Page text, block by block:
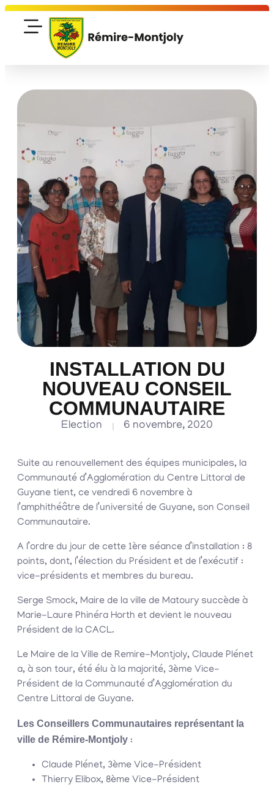
INSTALLATION DU
NOUVEAU CONSEIL
COMMUNAUTAIRE
Election 6 novembre, 2020
Suite au renouvellement des équipes municipales, la
Communauté d’Agglomération du Centre Littoral de
Guyane tient, ce vendredi 6 novembre à
l’amphithéâtre de l’université de Guyane, son Conseil
Communautaire.
A l’ordre du jour de cette 1ère séance d’installation : 8
points, dont, l’élection du Président et de l’exécutif :
vice-présidents et membres du bureau.
Serge Smock, Maire de la ville de Matoury succède à
Marie-Laure Phinéra Horth et devient le nouveau
Président de la CACL.
Le Maire de la Ville de Remire-Montjoly, Claude Plénet
a, à son tour, été élu à la majorité, 3ème Vice-
Président de la Communauté d’Agglomération du
Centre Littoral de Guyane.
Les Conseillers Communautaires représentant la
ville de Rémire-Montjoly :
Claude Plénet, 3ème Vice-Président
Thierry Elibox, 8ème Vice-Président